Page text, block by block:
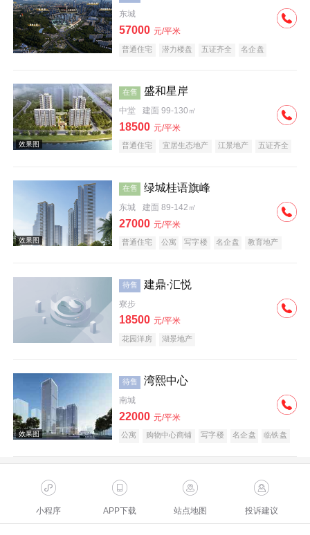
东城
57000 元/平米
普通住宅 潜力楼盘 五证齐全 名企盘
在售 盛和星岸
中堂 建面 99-130㎡
18500 元/平米
普通住宅 宜居生态地产 江景地产 五证齐全
在售 绿城桂语旗峰
东城 建面 89-142㎡
27000 元/平米
普通住宅 公寓 写字楼 名企盘 教育地产
待售 建鼎·汇悦
寮步
18500 元/平米
花园洋房 湖景地产
待售 湾熙中心
南城
22000 元/平米
公寓 购物中心商铺 写字楼 名企盘 临铁盘
小程序 APP下载 站点地图 投诉建议